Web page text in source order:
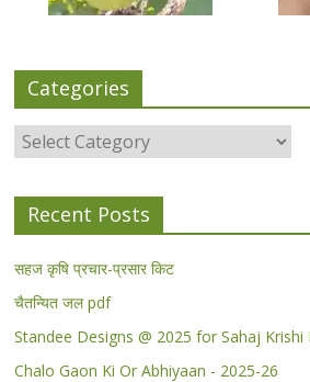
Categories
Categories
Recent Posts
सहज कृषि प्रचार-प्रसार किट
चैतन्यित जल pdf
Standee Designs @ 2025 for Sahaj
Chalo Gaon Ki Or Abhiyaan - 2025-26